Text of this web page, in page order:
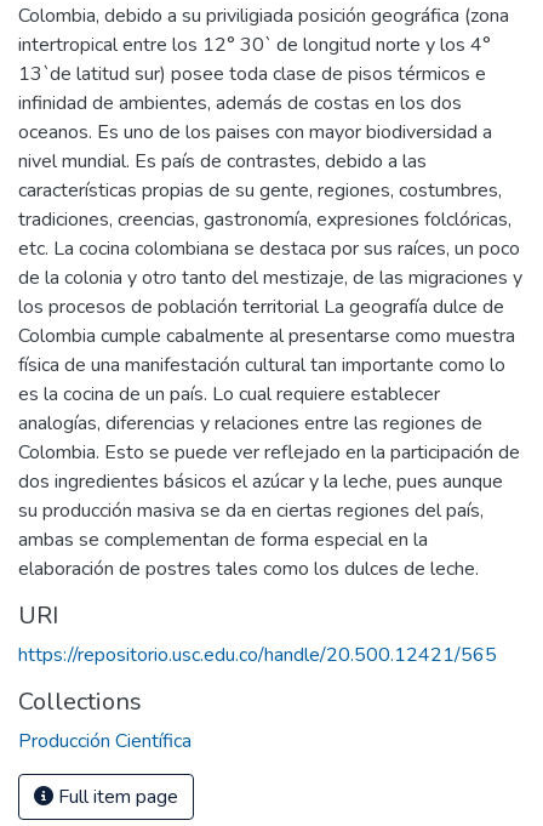
Colombia, debido a su priviligiada posición geográfica (zona
intertropical entre los 12° 30` de longitud norte y los 4°
13`de latitud sur) posee toda clase de pisos térmicos e
infinidad de ambientes, además de costas en los dos
oceanos. Es uno de los paises con mayor biodiversidad a
nivel mundial. Es país de contrastes, debido a las
características propias de su gente, regiones, costumbres,
tradiciones, creencias, gastronomía, expresiones folclóricas,
etc. La cocina colombiana se destaca por sus raíces, un poco
de la colonia y otro tanto del mestizaje, de las migraciones y
los procesos de población territorial La geografía dulce de
Colombia cumple cabalmente al presentarse como muestra
física de una manifestación cultural tan importante como lo
es la cocina de un país. Lo cual requiere establecer
analogías, diferencias y relaciones entre las regiones de
Colombia. Esto se puede ver reflejado en la participación de
dos ingredientes básicos el azúcar y la leche, pues aunque
su producción masiva se da en ciertas regiones del país,
ambas se complementan de forma especial en la
elaboración de postres tales como los dulces de leche.
URI
https://repositorio.usc.edu.co/handle/20.500.12421/565
Collections
Producción Científica
Full item page